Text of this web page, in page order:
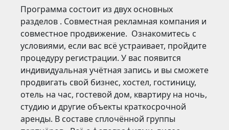
Программа состоит из двух основных
разделов . Совместная рекламная компания и
совместное продвижение. Ознакомитесь с
условиями, если вас всё устраивает, пройдите
процедуру регистрации. У вас появится
индивидуальная учётная запись и вы сможете
продвигать свой бизнес, хостел, гостиницу,
отель на час, гостевой дом, квартиру на ночь,
студию и другие объекты краткосрочной
аренды. В составе сплочённой группы